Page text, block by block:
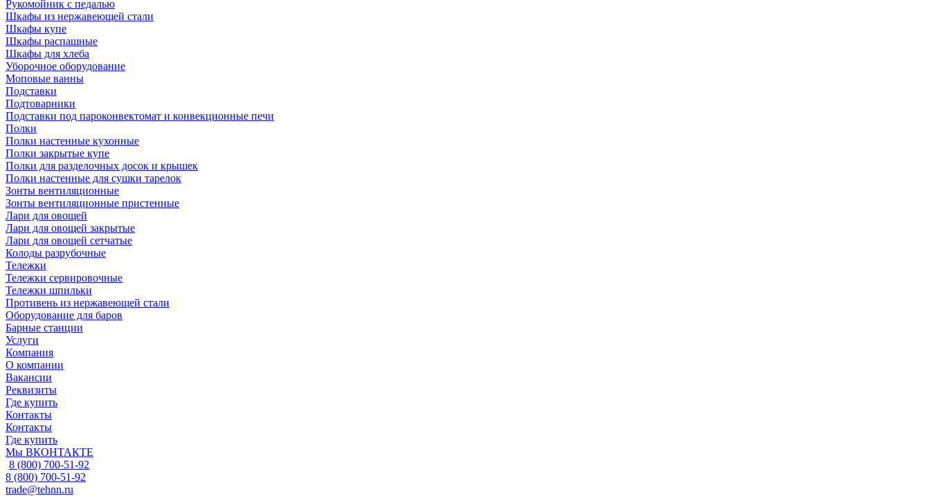
Рукомойник с педалью
Шкафы из нержавеющей стали
Шкафы купе
Шкафы распашные
Шкафы для хлеба
Уборочное оборудование
Моповые ванны
Подставки
Подтоварники
Подставки под пароконвектомат и конвекционные печи
Полки
Полки настенные кухонные
Полки закрытые купе
Полки для разделочных досок и крышек
Полки настенные для сушки тарелок
Зонты вентиляционные
Зонты вентиляционные пристенные
Лари для овощей
Лари для овощей закрытые
Лари для овощей сетчатые
Колоды разрубочные
Тележки
Тележки сервировочные
Тележки шпильки
Противень из нержавеющей стали
Оборудование для баров
Барные станции
Услуги
Компания
О компании
Вакансии
Реквизиты
Где купить
Контакты
Контакты
Где купить
Мы ВКОНТАКТЕ
8 (800) 700-51-92
8 (800) 700-51-92
trade@tehnn.ru